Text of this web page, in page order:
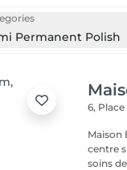
Permanent Polish
6,
Maison Botanica
centre
soins